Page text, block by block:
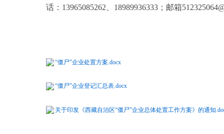
话： 13965085262 18989936333 ；邮箱
“僵尸”企业处置方案.docx
“僵尸”企业登记汇总表.docx
关于印发《西藏自治区“僵尸”企业总体处置工作方案》的通知